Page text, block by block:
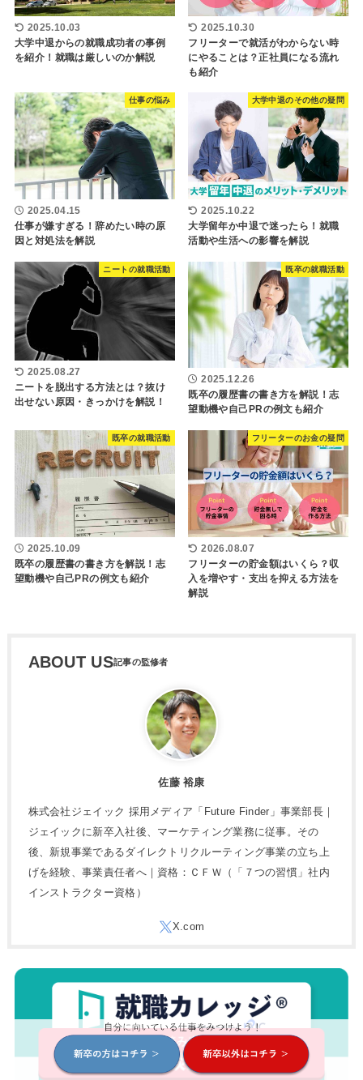
2025.10.03
大学中退からの就職成功者の事例
を紹介！就職は厳しいのか解説
2025.10.30
フリーターで就活がわからない時
にやることは？正社員になる流れ
も紹介
仕事の悩み
2025.04.15
仕事が嫌すぎる！辞めたい時の原
因と対処法を解説
大学中退のその他の疑問
2025.10.22
大学留年か中退で迷ったら！就職
活動や生活への影響を解説
ニートの就職活動
2025.08.27
ニートを脱出する方法とは？抜け
出せない原因・きっかけを解説！
既卒の就職活動
2025.12.26
既卒の履歴書の書き方を解説！志
望動機や自己PRの例文も紹介
既卒の就職活動
2025.10.09
既卒の履歴書の書き方を解説！志
望動機や自己PRの例文も紹介
フリーターのお金の疑問
2026.08.07
フリーターの貯金額はいくら？収
入を増やす・支出を抑える方法を
解説
ABOUT US
佐藤 裕康
株式会社ジェイック 採用メディア「Future Finder」事業部長｜
ジェイックに新卒入社後、マーケティング業務に従事。その
後、新規事業であるダイレクトリクルーティング事業の立ち上
げを経験、事業責任者へ｜資格：ＣＦＷ（「７つの習慣」社内
インストラクター資格）